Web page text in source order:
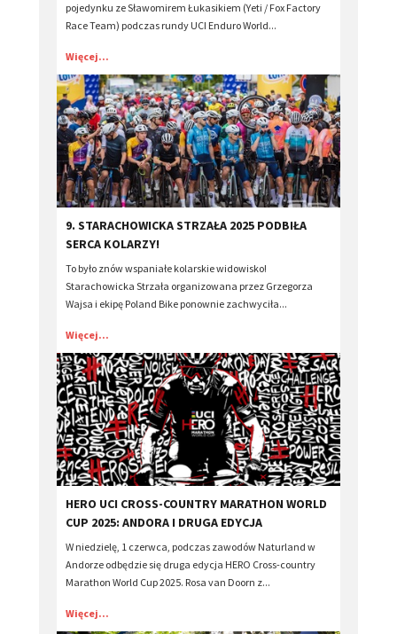
pojedynku ze Sławomirem Łukasikiem (Yeti / Fox Factory
Race Team) podczas rundy UCI Enduro World...
Więcej...
​9. STARACHOWICKA STRZAŁA 2025 PODBIŁA
SERCA KOLARZY!
To było znów wspaniałe kolarskie widowisko!
Starachowicka Strzała organizowana przez Grzegorza
Wajsa i ekipę Poland Bike ponownie zachwyciła...
Więcej...
​HERO UCI CROSS-COUNTRY MARATHON WORLD
CUP 2025: ANDORA I DRUGA EDYCJA
W niedzielę, 1 czerwca, podczas zawodów Naturland w
Andorze odbędzie się druga edycja HERO Cross-country
Marathon World Cup 2025. Rosa van Doorn z...
Więcej...